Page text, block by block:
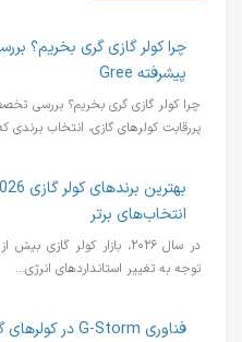
چرا کولر گازی گری بخریم؟
پیشرفته Gree
پررقابت کولرهای گازی، انتخاب
انتخاب‌های برتر
در سال ۲۰۲۶، بازار کولر
توجه به تغییر استانداردهای انرژی...
فناوری G-Storm در کولرهای گازی گری چیست؟